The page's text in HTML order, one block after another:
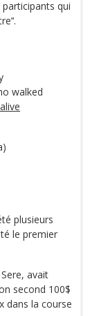
qui
walked
plusieurs
le premier
avait
second 100$
dans la course